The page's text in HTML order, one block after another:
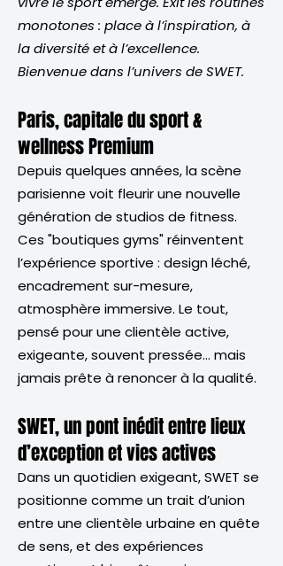
monotones : place à l’inspiration, à
la diversité et à l’excellence.
Bienvenue dans l’univers de SWET.
Paris, capitale du sport &
wellness Premium
Depuis quelques années, la scène
parisienne voit fleurir une nouvelle
génération de studios de fitness.
Ces "boutiques gyms" réinventent
l’expérience sportive : design léché,
encadrement sur-mesure,
atmosphère immersive. Le tout,
pensé pour une clientèle active,
exigeante, souvent pressée… mais
jamais prête à renoncer à la qualité.
SWET, un pont inédit entre lieux
d’exception et vies actives
Dans un quotidien exigeant, SWET se
positionne comme un trait d’union
entre une clientèle urbaine en quête
de sens, et des expériences